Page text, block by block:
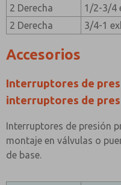
2 Derecha
1/2-3/4
2 Derecha
3/4-1
Accesorios
Interruptores de
interruptores de
Interruptores de presión
montaje en válvulas o
de base.